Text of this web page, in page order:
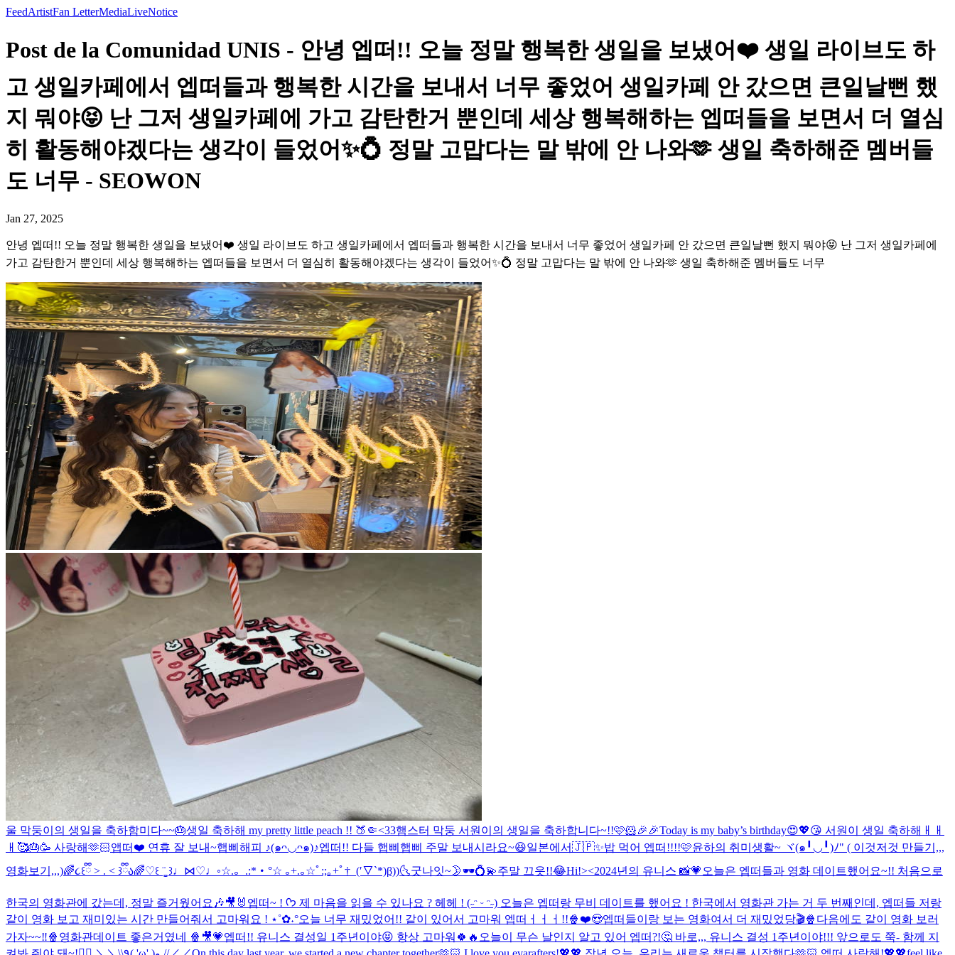
FeedArtistFan LetterMediaLiveNotice
Post de la Comunidad UNIS - 안녕 엡떠!! 오늘 정말 행복한 생일을 보냈어❤️ 생일 라이브도 하
고 생일카페에서 엡떠들과 행복한 시간을 보내서 너무 좋었어 생일카페 안 갔으면 큰일날뻔 했
지 뭐야😝 난 그저 생일카페에 가고 감탄한거 뿐인데 세상 행복해하는 엡떠들을 보면서 더 열심
히 활동해야겠다는 생각이 들었어✨💍 정말 고맙다는 말 밖에 안 나와🫶 생일 축하해준 멤버들
도 너무 - SEOWON
Jan 27, 2025
안녕 엡떠!! 오늘 정말 행복한 생일을 보냈어❤️ 생일 라이브도 하고 생일카페에서 엡떠들과 행복한 시간을 보내서 너무 좋었어 생일카페 안 갔으면 큰일날뻔 했지 뭐야😝 난 그저 생일카페에
가고 감탄한거 뿐인데 세상 행복해하는 엡떠들을 보면서 더 열심히 활동해야겠다는 생각이 들었어✨💍 정말 고맙다는 말 밖에 안 나와🫶 생일 축하해준 멤버들도 너무
울 막둥이의 생일을 축하함미다~~🎂생일 축하해 my pretty little peach !! 🍑🤏<33햄스터 막둥 서원이의 생일을 축하합니다~!!🩷🐹🎉🎉Today is my baby’s birthday😍💖😘 서원이 생일 축하해ㅐㅐ
ㅐ🥰🎂🥳 사랑해🫶🏻앱떠❤️ 연휴 잘 보내~햅삐해피 ♪(๑ᴖ◡ᴖ๑)♪엡떠!! 다들 햅삐햅삐 주말 보내시라요~😆일본에서🇯🇵✨밥 먹어 엡떠!!!!🩷윤하의 취미생활~ ヾ(๑╹◡╹)ﾉ" ( 이것저것 만들기,,,
영화보기,,,)🌈૮꒰ྀི > . < ꒱ྀིა🌈♡꒰ ¨̮͚ ꒱♩⋈♡♩◦☆.。.:*・°☆ ｡+.｡☆ﾟ:;｡+ﾟ†_(′▽`*)β))🌜굿나잇~🌛🕶️💍💫주말 끄읏!!😂Hi!><2024년의 유니스 📸💗 오늘은 엡떠들과 영화 데이트했어요~!! 처음으로
한국의 영화관에 갔는데, 정말 즐거웠어요🎶🎥🐰 엡떠~ ! ᡣ𐭩 제 마음을 읽을 수 있나요 ? 헤헤 ! (˶ᵔ ᵕ ᵔ˶) 오늘은 엡떠랑 무비 데이트를 했어요 ! 한국에서 영화관 가는 거 두 번째인데, 엡떠들 저랑
같이 영화 보고 재미있는 시간 만들어줘서 고마워요 ! ⋆˚✿˖°오늘 너무 재밌었어!! 같이 있어서 고마워 엡떠ㅓㅓㅓ!!🍿❤️😍엡떠들이랑 보는 영화여서 더 재밌었당🎬🍿 다음에도 같이 영화 보러
가자~~‼️🍿 영화관데이트 좋은거였네 🍿🎥💗엡떠!! 유니스 결성일 1주년이야😝 항상 고마워🍀🔥 오늘이 무슨 날인지 알고 있어 엡떠?!🤔 바로,,, 유니스 결성 1주년이야!!! 앞으로도 쭉- 함께 지